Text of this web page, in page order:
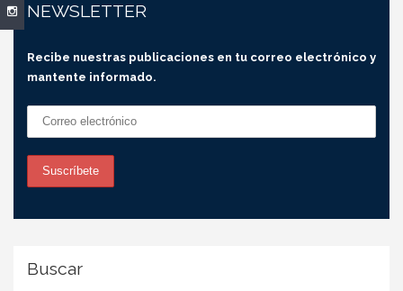
NEWSLETTER
Recibe nuestras publicaciones en tu correo electrónico y
mantente informado.
Buscar